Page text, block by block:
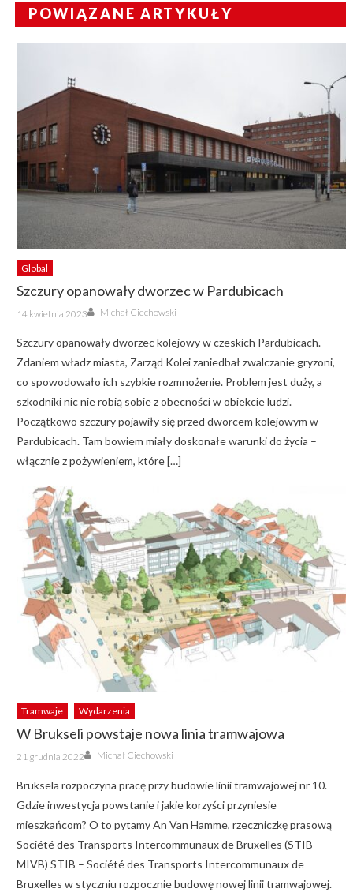
POWIĄZANE ARTYKUŁY
Global
Szczury opanowały dworzec w Pardubicach
Posted
on
14 kwietnia 2023 Author
Michał Ciechowski
Szczury opanowały dworzec kolejowy w czeskich Pardubicach.
Zdaniem władz miasta, Zarząd Kolei zaniedbał zwalczanie gryzoni,
co spowodowało ich szybkie rozmnożenie. Problem jest duży, a
szkodniki nic nie robią sobie z obecności w obiekcie ludzi.
Początkowo szczury pojawiły się przed dworcem kolejowym w
Pardubicach. Tam bowiem miały doskonałe warunki do życia –
włącznie z pożywieniem, które […]
Tramwaje Wydarzenia
W Brukseli powstaje nowa linia tramwajowa
Posted
on
21 grudnia 2022 Author
Michał Ciechowski
Bruksela rozpoczyna pracę przy budowie linii tramwajowej nr 10.
Gdzie inwestycja powstanie i jakie korzyści przyniesie
mieszkańcom? O to pytamy An Van Hamme, rzeczniczkę prasową
Société des Transports Intercommunaux de Bruxelles (STIB-
MIVB) STIB – Société des Transports Intercommunaux de
Bruxelles w styczniu rozpocznie budowę nowej linii tramwajowej.